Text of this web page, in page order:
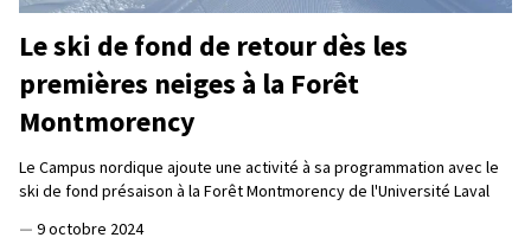
Le ski de fond de retour dès les
premières neiges à la Forêt
Montmorency
Le Campus nordique ajoute une activité à sa programmation avec le
ski de fond présaison à la Forêt Montmorency de l'Université Laval
— 9 octobre 2024